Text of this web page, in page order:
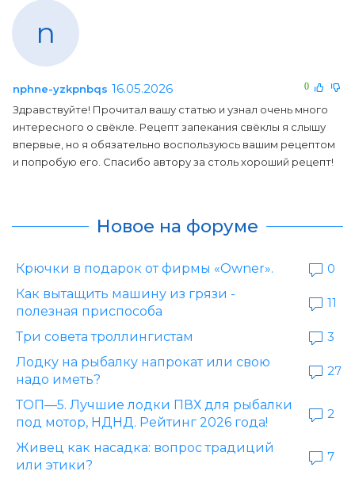
n
0
nphne-yzkpnbqs 16.05.2026
Здравствуйте! Прочитал вашу статью и узнал очень много
интересного о свёкле. Рецепт запекания свёклы я слышу
впервые, но я обязательно воспользуюсь вашим рецептом
и попробую его. Спасибо автору за столь хороший рецепт!
Новое на форуме
Крючки в подарок от фирмы «Owner».
0
Как вытащить машину из грязи -
полезная приспособа
11
Три совета троллингистам
3
Лодку на рыбалку напрокат или свою
надо иметь?
27
ТОП—5. Лучшие лодки ПВХ для рыбалки
под мотор, НДНД. Рейтинг 2026 года!
2
Живец как насадка: вопрос традиций
или этики?
7